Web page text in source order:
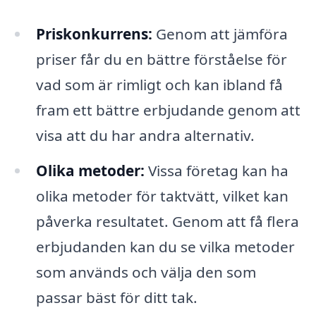
Priskonkurrens: Genom att jämföra
priser får du en bättre förståelse för
vad som är rimligt och kan ibland få
fram ett bättre erbjudande genom att
visa att du har andra alternativ.
Olika metoder: Vissa företag kan ha
olika metoder för taktvätt, vilket kan
påverka resultatet. Genom att få flera
erbjudanden kan du se vilka metoder
som används och välja den som
passar bäst för ditt tak.